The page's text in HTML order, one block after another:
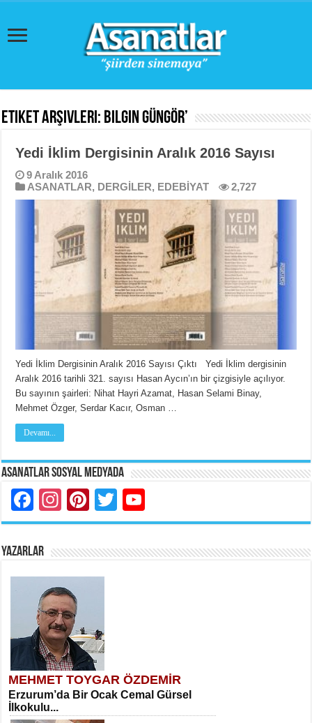
Etiket Arşivleri: Bilgin Güngör’
Yedi İklim Dergisinin Aralık 2016 Sayısı
9 Aralık 2016
ASANATLAR, DERGİLER, EDEBİYAT 2,727
Yedi İklim Dergisinin Aralık 2016 Sayısı Çıktı Yedi İklim dergisinin
Aralık 2016 tarihli 321. sayısı Hasan Aycın’ın bir çizgisiyle açılıyor.
Bu sayının şairleri: Nihat Hayri Azamat, Hasan Selami Binay,
Mehmet Özger, Serdar Kacır, Osman …
Devamı...
Asanatlar Sosyal Medyada
Facebook
Instagram
Pinterest
Twitter
YAZARLAR
MEHMET TOYGAR ÖZDEMİR
Erzurum’da Bir Ocak Cemal Gürsel
İlkokulu...